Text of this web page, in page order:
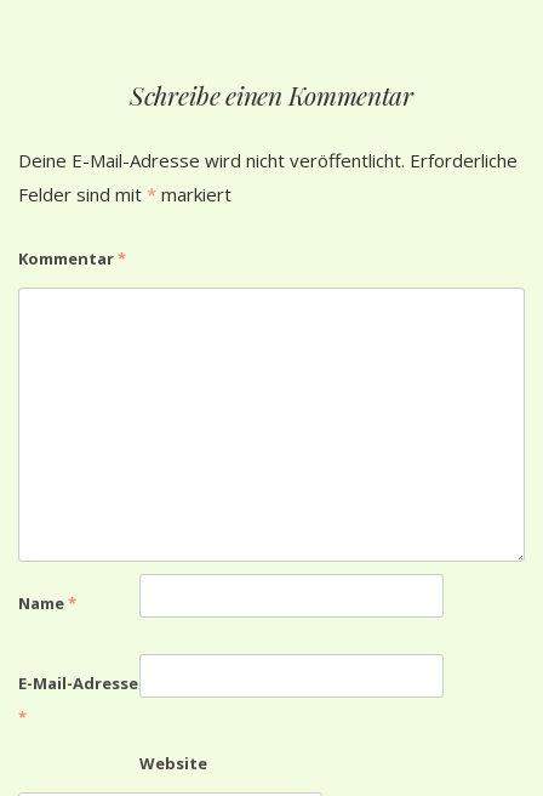
Schreibe einen Kommentar
Deine E-Mail-Adresse wird nicht veröffentlicht. Erforderliche
Felder sind mit * markiert
Kommentar*
Name*
E-Mail-Adresse
*
Website